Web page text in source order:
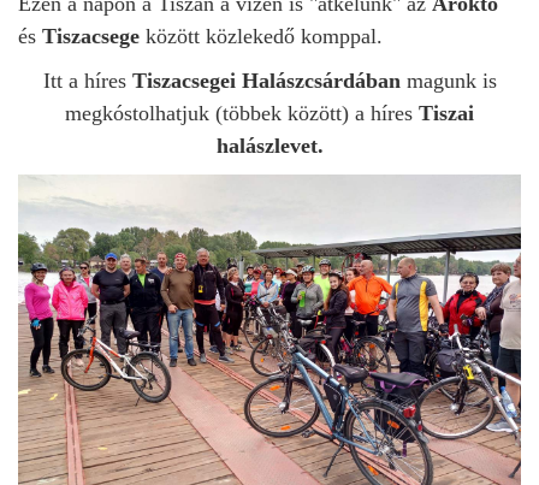
és Tiszacsege között közlekedő komppal.
Itt a híres Tiszacsegei Halászcsárdábanmagunk is
megkóstolhatjuk (többek között) a híres Tiszai
halászlevet.